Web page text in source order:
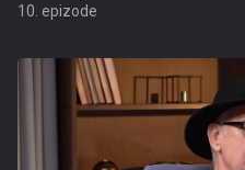
10. epizode